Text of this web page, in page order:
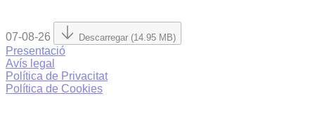
07-08-26 Descarregar (14.95 MB)
Presentació
Avís legal
Política de Privacitat
Política de Cookies